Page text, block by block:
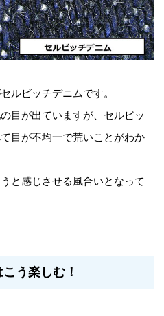
ルビッチデニムです。
目が出ていますが、セルビッ
目が不均一で荒いことがわか
と感じさせる風合いとなって
う楽しむ！